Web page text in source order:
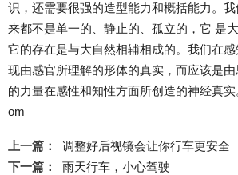
识，还需要很强的造型能力和概括能力。
来都不是单一的、静止的、孤立的，它 是
它的存在是与大自然相辅相成的。我们在
现由感官所理解的形体的真实，而应该是
的力量在感性和知性方面所创造的神经真
om
上一篇：
调整好后视镜会让你行车更安全
下一篇：
雨天行车，小心驾驶